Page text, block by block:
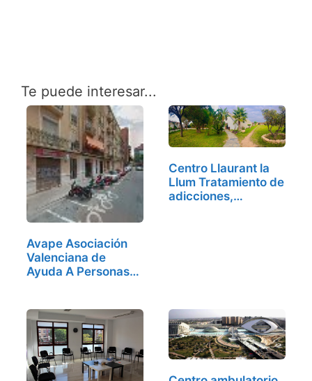
Te puede interesar...
Avape Asociación
Valenciana de
Ayuda A Personas…
Centro Llaurant la
Llum Tratamiento de
adicciones,…